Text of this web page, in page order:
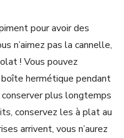
pour avoir des
n’aimez pas la cannelle,
! Vous pouvez
hermétique pendant
plus longtemps
conservez les à plat au
arrivent, vous n’aurez